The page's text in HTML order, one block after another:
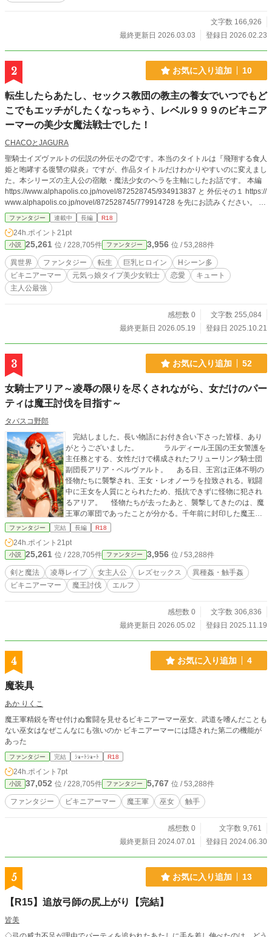
文字数 166,926
最終更新日 2026.03.03
登録日 2026.02.23
2 お気に入り追加 10
転生したらあたし、セックス教団の教主の養女でいつでもど
こでもエッチがしたくなっちゃう、レベル９９９のビキニア
ーマーの美少女魔法戦士でした！
CHACOとJAGURA
聖騎士イズヴァルトの伝説の外伝その②です。本当のタイトルは『飛翔する食人
姫と咆哮する復讐の獄炎』ですが、作品タイトルだけわかりやすいのに変えまし
た。本シリーズの主人公の宿敵・魔法少女のヘラを主軸にしたお話です。 本編
https://www.alphapolis.co.jp/novel/872528745/934913837 と 外伝その１ https://
www.alphapolis.co.jp/novel/872528745/779914728 を先にお読みください。 あ
らすじ：食人鬼族の集落の長の孫娘として生まれたヘラ＝ウキトゥスは、とある
教団を束ねる大魔道士により秘めていたおそるべき魔法の才を見出され、養女と
なり、血と食人を欲さぬ、穏やかな人格となるように育てられた。 何一つ不自
由無く成長したが、生涯で最初の子を授かり、死産となったことで狂気に駆られ
ていく。そして自分の魂の中に眠っていた秘密を知り、血なまぐさい殺戮を続け
る炎の魔女となるが、果たしてその結末は如何に？ ※他サイトと重複投稿で
す。 https://syosetu.org/novel/380923/
ファンタジー 連載中 長編 R18
24h.ポイント 21pt
小説 25,261 位 / 228,705件 ファンタジー 3,956 位 / 53,288件
異世界 ファンタジー 転生 巨乳ヒロイン
Hシーン多
ビキニアーマー
元気っ娘タイプ美少女戦士 恋愛
キュート
主人公最強
感想数 0
文字数 255,084
最終更新日 2026.05.19
登録日 2025.10.21
3 お気に入り追加 52
女騎士アリア～凌辱の限りを尽くされながら、女だけのパー
ティは魔王討伐を目指す～
タバスコ野郎
完結しました。長い物語にお付き合い下さった皆様、あり
がとうございました。 ラルディール王国の王女警護を
主任務とする、女性だけで構成されたフリューリング騎士団
副団長アリア・ベルヴァルト。 ある日、王宮は正体不明の
怪物たちに襲撃され、王女・レオノーラを拉致される。戦闘
中に王女を人質にとられたため、抵抗できずに怪物に犯され
るアリア。 怪物たちが去ったあと、襲撃してきたのは、魔
王軍の軍団であったことが分かる。千年前に封印した魔王が
復活したというのだ。 各地の国々を襲う魔王軍。 王家に
して遣わされた「守護聖女」の一人であるということが判明
する。 生き残った摂政ダールベルク大公は、アリアを魔王
討伐の旅に出させることにする。 行く先々で仲間を集め、魔
王を倒すことが出来るか――。 初投稿です。自分が読んで
みたいエロファンタジーを自分で書くことにしました。 異
世界が舞台です。割とシリアスなストーリー部分も時々あり
ますが、基本は女パーティが凌辱されまくりながら魔王を倒
ンコ盛りにしようと思っていますので、良かったらお付き合
い下さいませ。 感想もあれば励みになります。（なければ
ファンタジー 完結 長編 R18
24h.ポイント 21pt
小説 25,261 位 / 228,705件 ファンタジー 3,956 位 / 53,288件
剣と魔法 凌辱レイプ 女主人公 レズセックス
異種姦・触手姦
ビキニアーマー
魔王討伐 エルフ
感想数 0
文字数 306,836
最終更新日 2026.05.02
登録日 2025.11.19
4 お気に入り追加 4
魔装具
あか りくこ
魔王軍精鋭を寄せ付けぬ奮闘を見せるビキニアーマー巫女、武道を嗜んだことも
ない巫女はなぜこんなにも強いのか ビキニアーマーには隠された第二の機能が
あった
ファンタジー 完結 ｼｮｰﾄｼｮｰﾄ R18
24h.ポイント 7pt
小説 37,052 位 / 228,705件 ファンタジー 5,767 位 / 53,288件
ファンタジー ビキニアーマー 魔王軍 巫女 触手
感想数 0
文字数 9,761
最終更新日 2024.07.01
登録日 2024.06.30
5 お気に入り追加 13
【R15】追放弓師の尻上がり【完結】
皆美